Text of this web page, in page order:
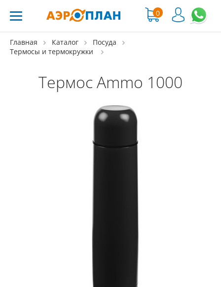
0
Главная Каталог
Посуда
Термосы и термокружки
Термос Ammo 1000